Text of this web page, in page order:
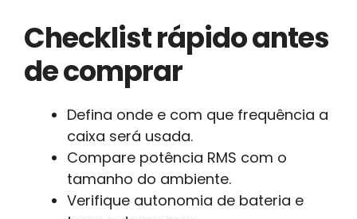
Checklist rápido antes
de comprar
Defina onde e com que frequência a
caixa será usada.
Compare potência RMS com o
tamanho do ambiente.
Verifique autonomia de bateria e